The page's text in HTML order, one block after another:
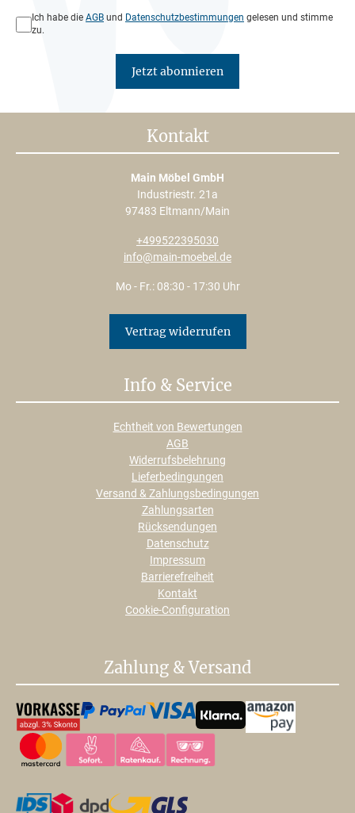
Datenschutz*
Ich habe die AGB und Datenschutzbestimmungen gelesen und stimme
zu.
Jetzt abonnieren
Kontakt
Main Möbel GmbH
Industriestr. 21a
97483 Eltmann/Main
+499522395030
info@main-moebel.de
Mo - Fr.: 08:30 - 17:30 Uhr
Vertrag widerrufen
Info & Service
Echtheit von Bewertungen
AGB
Widerrufsbelehrung
Lieferbedingungen
Versand & Zahlungsbedingungen
Zahlungsarten
Rücksendungen
Datenschutz
Impressum
Barrierefreiheit
Kontakt
Cookie-Configuration
Zahlung & Versand